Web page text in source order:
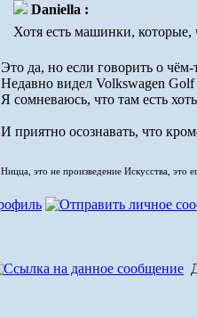
Daniella :
Хотя есть машинки, которые,
Это да, но если говорить о
Недавно видел Volkswagen
Я сомневаюсь, что там есть
И приятно осознавать, что
Ницца, это не произведение Искусства, это